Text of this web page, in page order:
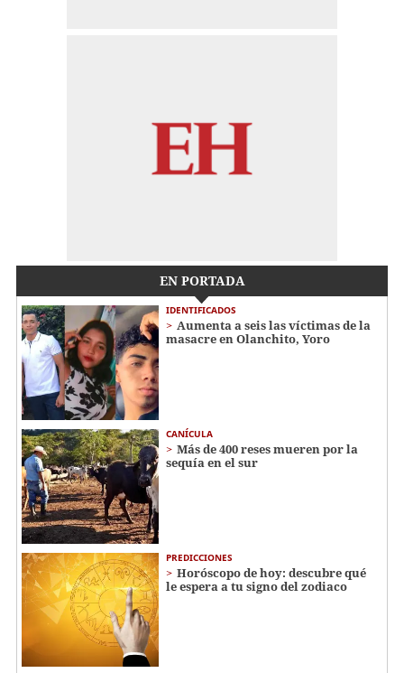
EN PORTADA
IDENTIFICADOS
Aumenta a seis las víctimas de la
masacre en Olanchito, Yoro
CANÍCULA
Más de 400 reses mueren por la
sequía en el sur
PREDICCIONES
Horóscopo de hoy: descubre qué
le espera a tu signo del zodiaco